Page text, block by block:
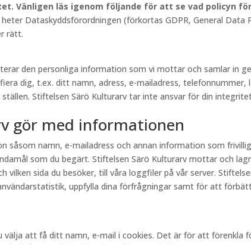
Vänligen läs igenom följande för att se vad policyn
Dataskyddsförordningen (förkortas GDPR, General
rätt.
den personliga information som vi mottar och samlar in
dig, t.ex. ditt namn, adress, e-mailadress, telefonnummer,
Stiftelsen Särö Kulturarv tar inte ansvar för din
gör med informationen
såsom namn, e-mailadress och annan information som
som du begärt. Stiftelsen Särö Kulturarv mottar och
vilken sida du besöker, till våra loggfiler på vår server.
uppfylla dina förfrågningar samt för att
välja att få ditt namn, e-mail i cookies. Det är för att förenkla